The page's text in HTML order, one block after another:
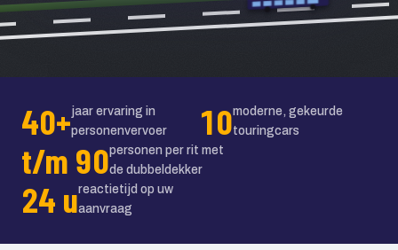
40+jaar ervaring in
personenvervoer
10moderne, gekeurde
touringcars
t/m 90personen per rit met
de dubbeldekker
24 ureactietijd op uw
aanvraag